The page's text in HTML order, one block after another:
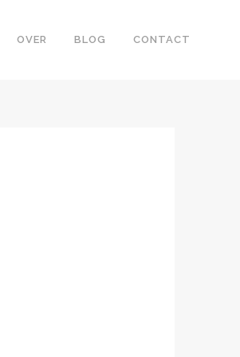
OVER BLOG CONTACT